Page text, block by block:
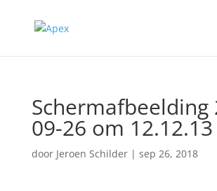
Schermafbeelding
09-26 om 12.12.13
door Jeroen Schilder| sep 26, 2018